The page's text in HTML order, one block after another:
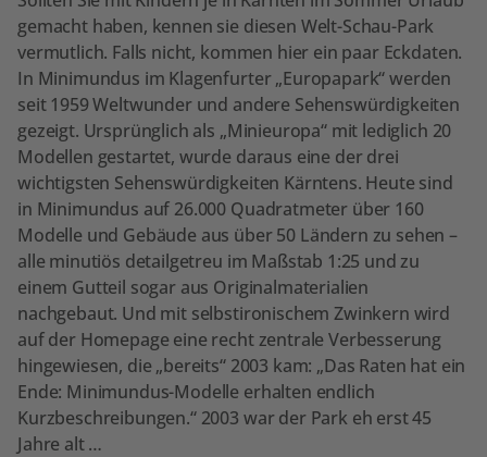
gemacht haben, kennen sie diesen Welt-Schau-Park
vermutlich. Falls nicht, kommen hier ein paar Eckdaten.
In Minimundus im Klagenfurter „Europapark“ werden
seit 1959 Weltwunder und andere Sehenswürdigkeiten
gezeigt. Ursprünglich als „Minieuropa“ mit lediglich 20
Modellen gestartet, wurde daraus eine der drei
wichtigsten Sehenswürdigkeiten Kärntens. Heute sind
in Minimundus auf 26.000 Quadratmeter über 160
Modelle und Gebäude aus über 50 Ländern zu sehen –
alle minutiös detailgetreu im Maßstab 1:25 und zu
einem Gutteil sogar aus Originalmaterialien
nachgebaut. Und mit selbstironischem Zwinkern wird
auf der Homepage eine recht zentrale Verbesserung
hingewiesen, die „bereits“ 2003 kam: „Das Raten hat ein
Ende: Minimundus-Modelle erhalten endlich
Kurzbeschreibungen.“ 2003 war der Park eh erst 45
Jahre alt …